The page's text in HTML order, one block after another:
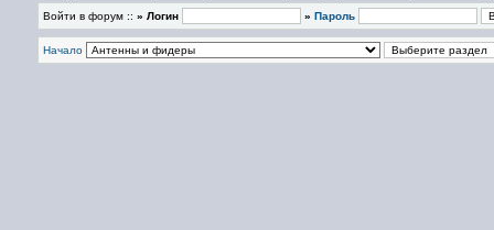
Войти в форум :: » Логин » Пароль
Начало